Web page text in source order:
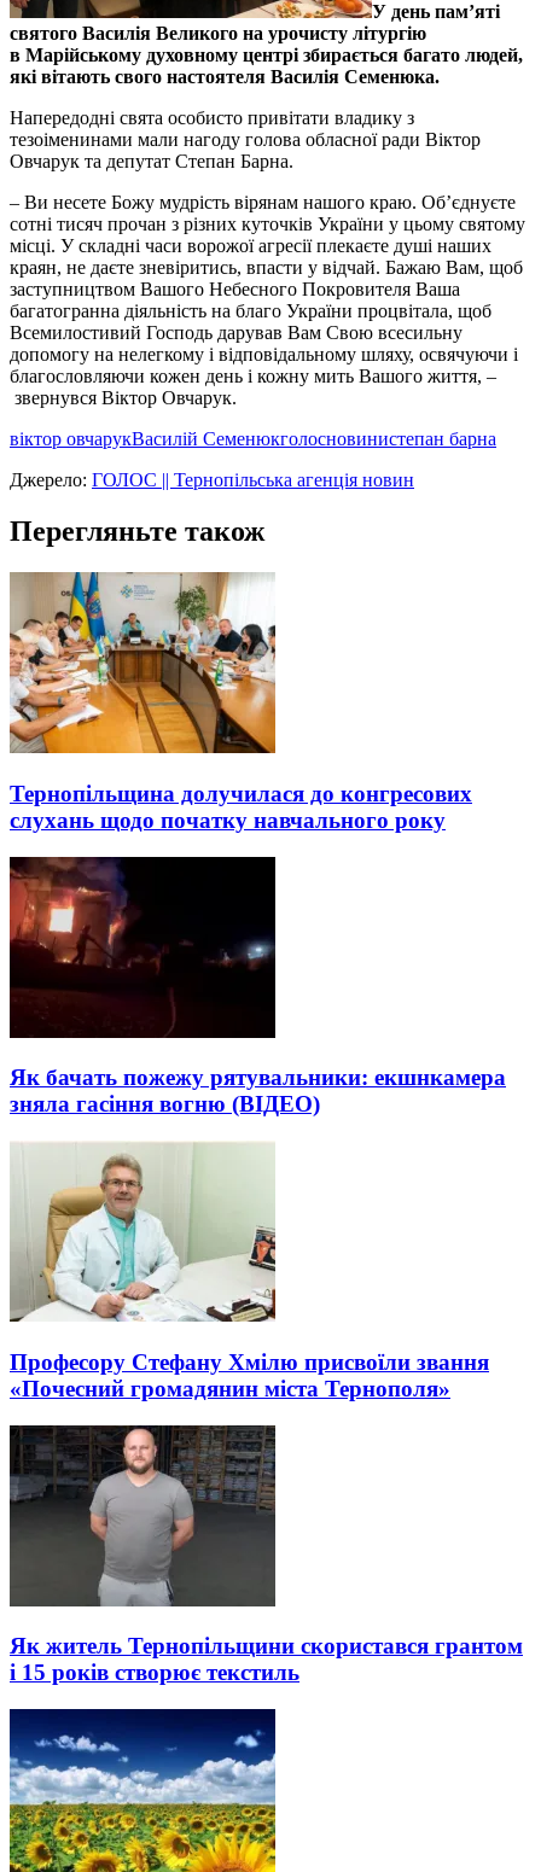
У день пам’яті
святого Василія Великого на урочисту літургію
в Марійському духовному центрі збирається багато людей,
які вітають свого настоятеля Василія Семенюка.
Напередодні свята особисто привітати владику з
тезоіменинами мали нагоду голова обласної ради Віктор
Овчарук та депутат Степан Барна.
– Ви несете Божу мудрість вірянам нашого краю. Об’єднуєте
сотні тисяч прочан з різних куточків України у цьому святому
місці. У складні часи ворожої агресії плекаєте душі наших
краян, не даєте зневіритись, впасти у відчай. Бажаю Вам, щоб
заступництвом Вашого Небесного Покровителя Ваша
багатогранна діяльність на благо України процвітала, щоб
Всемилостивий Господь дарував Вам Свою всесильну
допомогу на нелегкому і відповідальному шляху, освячуючи і
благословляючи кожен день і кожну мить Вашого життя, –
звернувся Віктор Овчарук.
віктор овчарукВасилій Семенюкголосновинистепан барна
Джерело: ГОЛОС || Тернопільська агенція новин
Перегляньте також
Тернопільщина долучилася до конгресових
слухань щодо початку навчального року
Як бачать пожежу рятувальники: екшнкамера
зняла гасіння вогню (ВІДЕО)
Професору Стефану Хмілю присвоїли звання
«Почесний громадянин міста Тернополя»
Як житель Тернопільщини скористався грантом
і 15 років створює текстиль